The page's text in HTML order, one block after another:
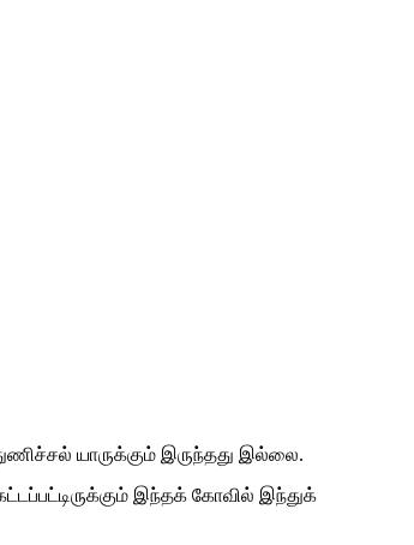
யாருக்கும் இருந்தது இல்லை.
இந்தக் கோவில் இந்துக்